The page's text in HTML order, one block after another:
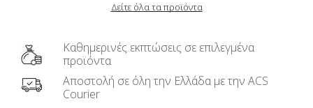
Δείτε όλα τα προϊόντα
Καθημερινές εκπτώσεις σε επιλεγμένα
προϊόντα
Αποστολή σε όλη την Ελλάδα με την ACS
Courier